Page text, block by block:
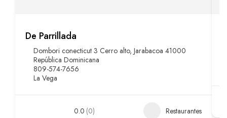
De Parrillada
Dombori conecticut 3 Cerro alto, Jarabacoa 41000
República Dominicana
809-574-7656
La Vega
0.0 (0) Restaurantes